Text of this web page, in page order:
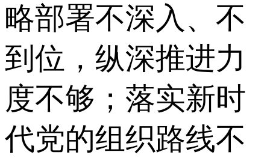
略部署不深入、不
到位，纵深推进力
度不够；落实新时
代党的组织路线不